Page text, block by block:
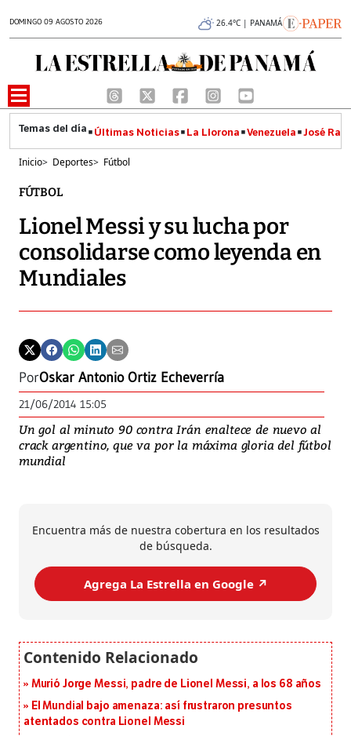
DOMINGO 09 AGOSTO 2026 26.4°C | PANAMÁ
Últimas Noticias La Llorona Venezuela José
Inicio> Deportes> Fútbol
FÚTBOL
Lionel Messi y su lucha por
consolidarse como leyenda en
Mundiales
PorOskar Antonio Ortiz Echeverría
21/06/2014 15:05
Un gol al minuto 90 contra Irán enaltece de nuevo al
crack argentino, que va por la máxima gloria del fútbol
mundial
Encuentra más de nuestra cobertura en los resultados
de búsqueda.
Agrega La Estrella en Google ↗️
Murió Jorge Messi, padre de Lionel Messi, a los 68 años
El Mundial bajo amenaza: así frustraron presuntos
atentados contra Lionel Messi